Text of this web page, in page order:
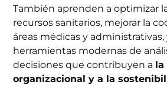
También aprenden a optimizar
recursos sanitarios, mejorar la
áreas médicas y administrativas,
herramientas modernas de
decisiones que contribuyen a la
organizacional y a la